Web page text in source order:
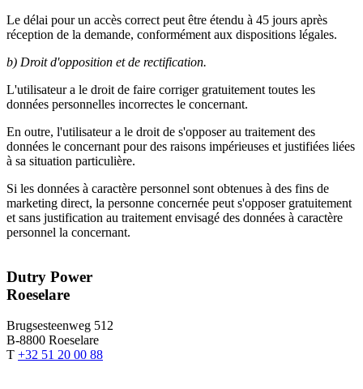
Le délai pour un accès correct peut être étendu à 45 jours après
réception de la demande, conformément aux dispositions légales.
b) Droit d'opposition et de rectification.
L'utilisateur a le droit de faire corriger gratuitement toutes les
données personnelles incorrectes le concernant.
En outre, l'utilisateur a le droit de s'opposer au traitement des
données le concernant pour des raisons impérieuses et justifiées liées
à sa situation particulière.
Si les données à caractère personnel sont obtenues à des fins de
marketing direct, la personne concernée peut s'opposer gratuitement
et sans justification au traitement envisagé des données à caractère
personnel la concernant.
Dutry Power
Roeselare
Brugsesteenweg 512
B-8800 Roeselare
T +32 51 20 00 88